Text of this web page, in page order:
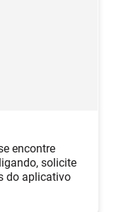
encontre
solicite
do aplicativo